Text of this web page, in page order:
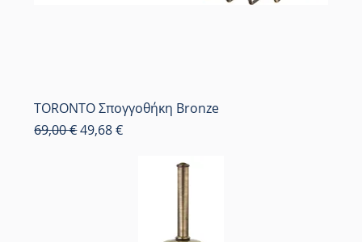
TORONTO Σπογγοθήκη Bronze
Κανονική τιμή
69,00 €Τιμή Έκπτωσης
49,68 €